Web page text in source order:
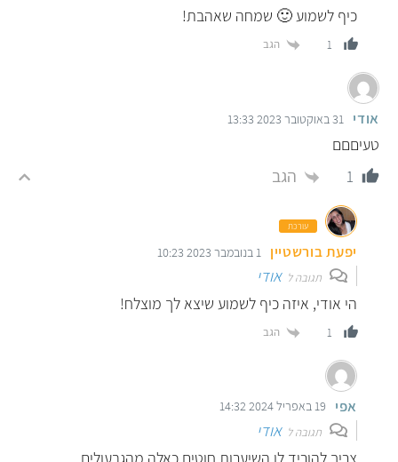
כיף לשמוע 🙂 שמחה שאהבת!
1 הגב
אודי 31 באוקטובר 2023 13:33
טעיםםם
1
הגב
עורכת
יפעת בורשטיין 1 בנובמבר 2023 10:23
תגובה לאודי
הי אודי, איזה כיף לשמוע שיצא לך מוצלח!
1 הגב
אפי 19 באפריל 2024 14:32
תגובה לאודי
צריך להוריד לו השיערות חוטים כאלה מהגבעולים